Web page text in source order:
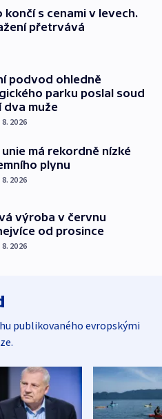
končí s cenami v levech.
přetrvává
podvod ohledně
parku poslal soud
dva muže
8. 2026
má rekordně nízké
plynu
8. 2026
výroba v červnu
od prosince
8. 2026
publikovaného evropskými